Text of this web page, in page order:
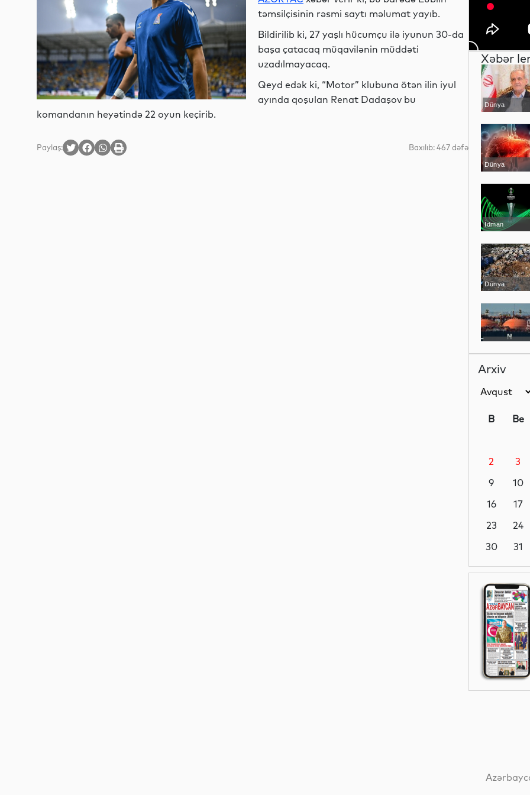
təmsilçisinin rəsmi saytı məlumat yayıb.
Bildirilib ki, 27 yaşlı hücumçu ilə iyunun 30-da
başa çatacaq müqavilənin müddəti
uzadılmayacaq.
Qeyd edək ki, “Motor” klubuna ötən ilin iyul
ayında qoşulan Renat Dadaşov bu
komandanın heyətində 22 oyun keçirib.
Paylaş: Baxılıb: 467 dəfə
Xəbər
Dünya
Dünya
İdman
Dünya
Dünya
Dünya
Siyasət
Siyasət
Dünya
Arxiv
B Be
2
3
9
10
16
17
23
24
30
31